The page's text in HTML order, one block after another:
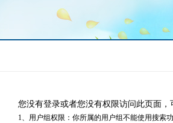
您没有登录或者您没有权限访问此页面
1、用户组权限：你所属的用户组不能使用搜索